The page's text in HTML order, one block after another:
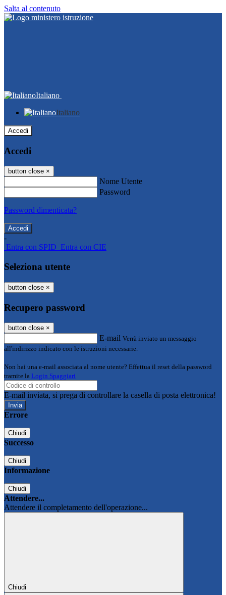
Salta al contenuto
Italiano
Italiano
Accedi
Accedi
button close ×
Nome Utente
Password
Password dimenticata?
-
Entra con SPID Entra con CIE
Seleziona utente
button close ×
Recupero password
button close ×
E-mail Verrà inviato un messaggio
all'indirizzo indicato con le istruzioni necessarie.
Non hai una e-mail associata al nome utente? Effettua il reset della password
tramite la Login Spaggiari
E-mail inviata, si prega di controllare la casella di posta elettronica!
Errore
Chiudi
Successo
Chiudi
Informazione
Chiudi
Attendere...
Attendere il completamento dell'operazione...
Chiudi